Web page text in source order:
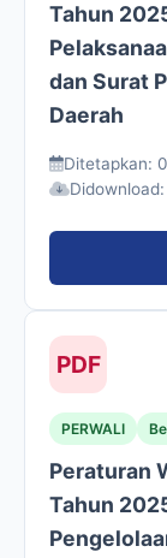
Tahun
dan Surat
Daerah
Ditetapkan:
PDF
PERWALI
Peraturan
Tahun